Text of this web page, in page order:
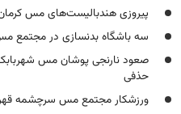
پیروزی هندبالیست‌های مس
سه باشگاه بدنسازی در مجتمع
صعود نارنجی پوشان مس
حذفی
ورزشکار مجتمع مس سرچشمه